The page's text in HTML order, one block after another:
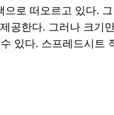
로 떠오르고 있다.
공한다. 그러나 크
있다. 스프레드시